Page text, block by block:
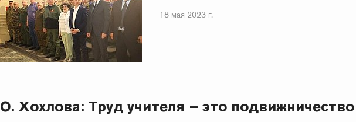
18 мая 2023 г.
О. Хохлова: Труд учителя – это подвижничество